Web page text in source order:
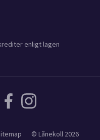
enligt lagen
© Lånekoll 2026